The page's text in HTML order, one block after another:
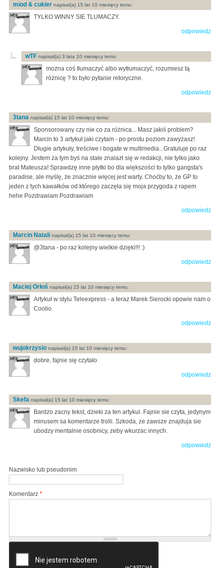
miod & cukier napisal(a) 15 lat 10 miesięcy temu:
TYLKO WINNY SIE TLUMACZY.
odpowiedz
wTF napisal(a) 3 lata 10 miesięcy temu:
można coś tłumaczyć albo wytłumaczyć, rozumiesz tą
różnicę ? to było pytanie retoryczne.
odpowiedz
3tana napisal(a) 15 lat 10 miesięcy temu:
Sponsorowany czy nie co za różnica... Masz jakiś problem?
Marcin to 3 artykuł jaki czytam - po prostu poziom zawyżasz!
Długie artykuły, treściwe i bogate w multimedia...Gratuluje po raz
kolejny. Jestem za tym byś na stałe znalazł się w redakcji, nie tylko jako
brat Mateusza! Sprawdzę inne płytki bo dla większości to tylko gangsta's
paradise, ale myślę, że znacznie więcej jest warty. Choćby to, że GP to
jeden z tych kawałków od którego zaczęła się moja przygoda z rapem
hehe Pozdrawiam Pozdrawiam
odpowiedz
Marcin Natali napisal(a) 15 lat 10 miesięcy temu:
@3tana - po raz kolejny wielkie dzięki!!! :)
odpowiedz
Maciej Orłoś napisal(a) 15 lat 10 miesięcy temu:
Artykuł w stylu Teleexpress - a teraz Marek Sierocki opowie nam o
Coolio.
odpowiedz
wujokrzysio napisal(a) 15 lat 10 miesięcy temu:
dobre, fajnie się czytało
odpowiedz
Skefa napisal(a) 15 lat 10 miesięcy temu:
Bardzo zacny tekst, dzieki za ten artykul. Fajnie sie czyta, jedynym
minusem sa komentarze trolli. Szkoda, ze zawsze znajduja sie
ubodzy mentalnie osobnicy, zeby wkurzac innych.
odpowiedz
Nazwisko lub pseudonim
Komentarz *